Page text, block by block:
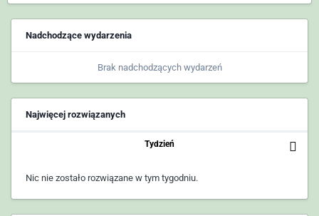
Nadchodzące wydarzenia
Brak nadchodzących wydarzeń
Najwięcej rozwiązanych
Tydzień
Nic nie zostało rozwiązane w tym tygodniu.